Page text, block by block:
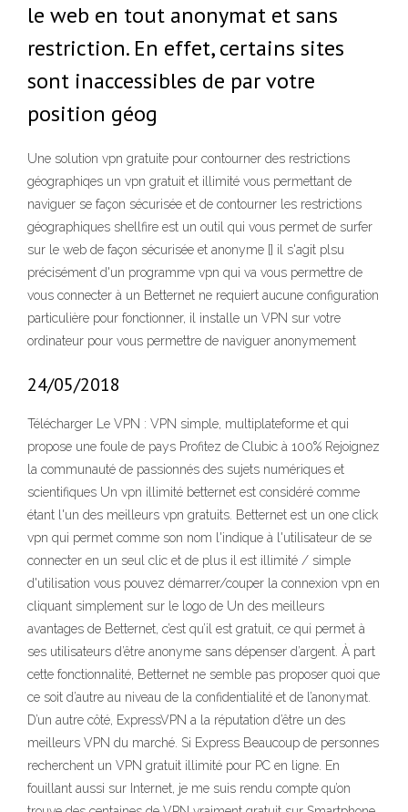
le web en tout anonymat et sans
restriction. En effet, certains sites
sont inaccessibles de par votre
position géog
Une solution vpn gratuite pour contourner des restrictions
géographiqes un vpn gratuit et illimité vous permettant de
naviguer se façon sécurisée et de contourner les restrictions
géographiques shellfire est un outil qui vous permet de surfer
sur le web de façon sécurisée et anonyme [] il s'agit plsu
précisément d'un programme vpn qui va vous permettre de
vous connecter à un Betternet ne requiert aucune configuration
particulière pour fonctionner, il installe un VPN sur votre
ordinateur pour vous permettre de naviguer anonymement
24/05/2018
Télécharger Le VPN : VPN simple, multiplateforme et qui
propose une foule de pays Profitez de Clubic à 100% Rejoignez
la communauté de passionnés des sujets numériques et
scientifiques Un vpn illimité betternet est considéré comme
étant l'un des meilleurs vpn gratuits. Betternet est un one click
vpn qui permet comme son nom l'indique à l'utilisateur de se
connecter en un seul clic et de plus il est illimité / simple
d'utilisation vous pouvez démarrer/couper la connexion vpn en
cliquant simplement sur le logo de Un des meilleurs
avantages de Betternet, c’est qu’il est gratuit, ce qui permet à
ses utilisateurs d’être anonyme sans dépenser d’argent. À part
cette fonctionnalité, Betternet ne semble pas proposer quoi que
ce soit d’autre au niveau de la confidentialité et de l’anonymat.
D’un autre côté, ExpressVPN a la réputation d’être un des
meilleurs VPN du marché. Si Express Beaucoup de personnes
recherchent un VPN gratuit illimité pour PC en ligne. En
fouillant aussi sur Internet, je me suis rendu compte qu’on